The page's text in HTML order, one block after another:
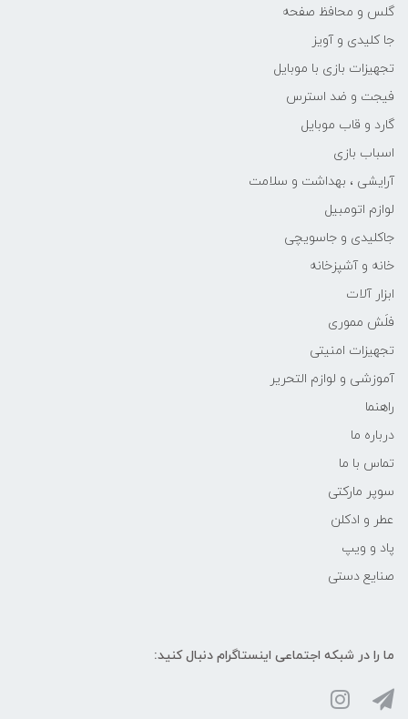
گلس و محافظ صفحه
جا کلیدی و آویز
تجهیزات بازی با موبایل
فیجت و ضد استرس
گارد و قاب موبایل
اسباب بازی
آرایشی ، بهداشت و سلامت
لوازم اتومبیل
جاکلیدی و جاسویچی
خانه و آشپزخانه
ابزار آلات
فلَش مموری
تجهیزات امنیتی
آموزشی و لوازم التحریر
راهنما
درباره ما
تماس با ما
سوپر مارکتی
عطر و ادکلن
پاد و ویپ
صنایع دستی
ما را در شبکه‌ اجتماعی اینستاگرام دنبال کنید: